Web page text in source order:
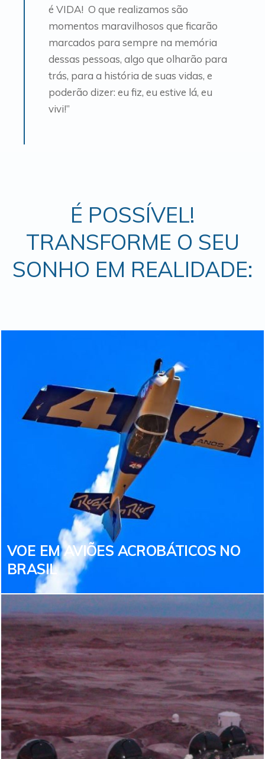
é VIDA! O que realizamos são
momentos maravilhosos que ficarão
marcados para sempre na memória
dessas pessoas, algo que olharão para
trás, para a história de suas vidas, e
poderão dizer: eu fiz, eu estive lá, eu
vivi!”
É POSSÍVEL!
TRANSFORME O SEU
SONHO EM REALIDADE:
VOE EM AVIÕES ACROBÁTICOS NO
BRASIL
VOE EM AVIÕES ACROBÁTICOS NO
BRASIL
Sim! VOCÊ pode realizar o sonho de um Top Gun